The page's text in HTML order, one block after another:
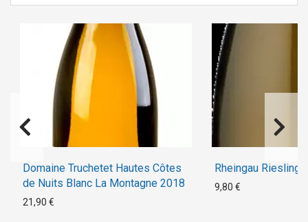
Domaine Truchetet Hautes Côtes
de Nuits Blanc La Montagne 2018
21,90 €
Rheingau Riesling
9,80 €